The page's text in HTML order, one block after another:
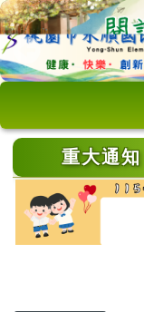
跳至主內容區
桃園市永順
導覽列
上中區域內容
重大通知
頁尾區域